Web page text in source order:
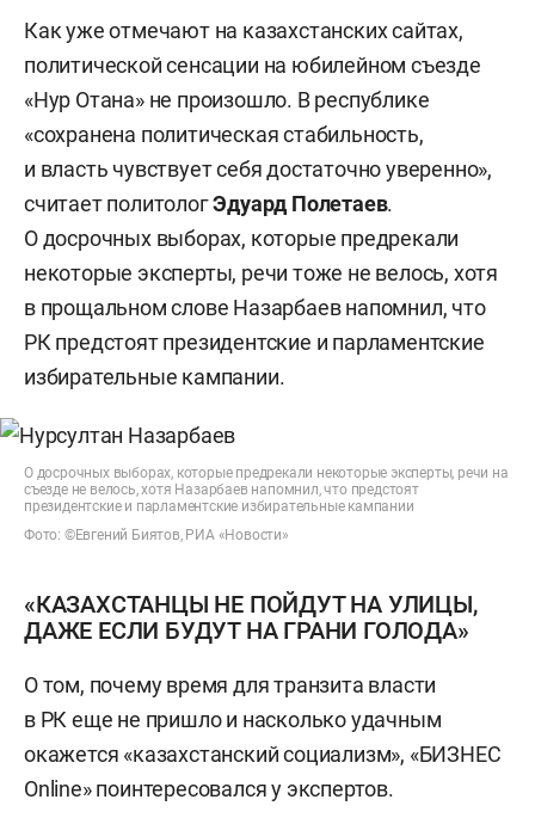
Как уже отмечают на казахстанских сайтах,
политической сенсации на юбилейном съезде
«Нур Отана» не произошло. В республике
«сохранена политическая стабильность,
и власть чувствует себя достаточно уверенно»,
считает политологЭдуард Полетаев.
О досрочных выборах, которые предрекали
некоторые эксперты, речи тоже не велось, хотя
в прощальном слове Назарбаев напомнил, что
РК предстоят президентские и парламентские
избирательные кампании.
О досрочных выборах, которые предрекали некоторые эксперты, речи на
съезде не велось, хотя Назарбаев напомнил, что предстоят
президентские и парламентские избирательные кампании
Фото: ©Евгений Биятов, РИА «Новости»
«КАЗАХСТАНЦЫ НЕ ПОЙДУТ НА УЛИЦЫ,
ДАЖЕ ЕСЛИ БУДУТ НА ГРАНИ ГОЛОДА»
О том, почему время для транзита власти
в РК еще не пришло и насколько удачным
окажется «казахстанский социализм», «БИЗНЕС
Online» поинтересовался у экспертов.